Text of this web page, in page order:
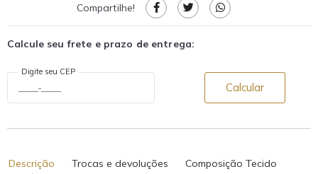
Compartilhe!
Calcule seu frete e prazo de entrega:
Digite seu CEP
Calcular
Descrição Trocas e devoluções Composição Tecido